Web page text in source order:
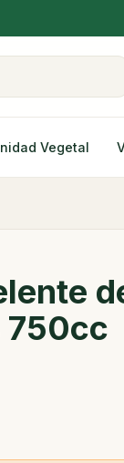
Vegetal
750cc